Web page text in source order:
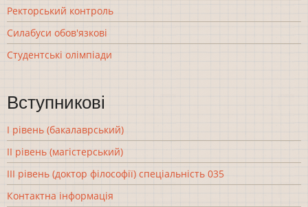
Ректорський контроль
Силабуси обов'язкові
Студентські олімпіади
Вступникові
І рівень (бакалаврський)
ІІ рівень (магістерський)
ІІІ рівень (доктор філософії) спеціальність 035
Контактна інформація